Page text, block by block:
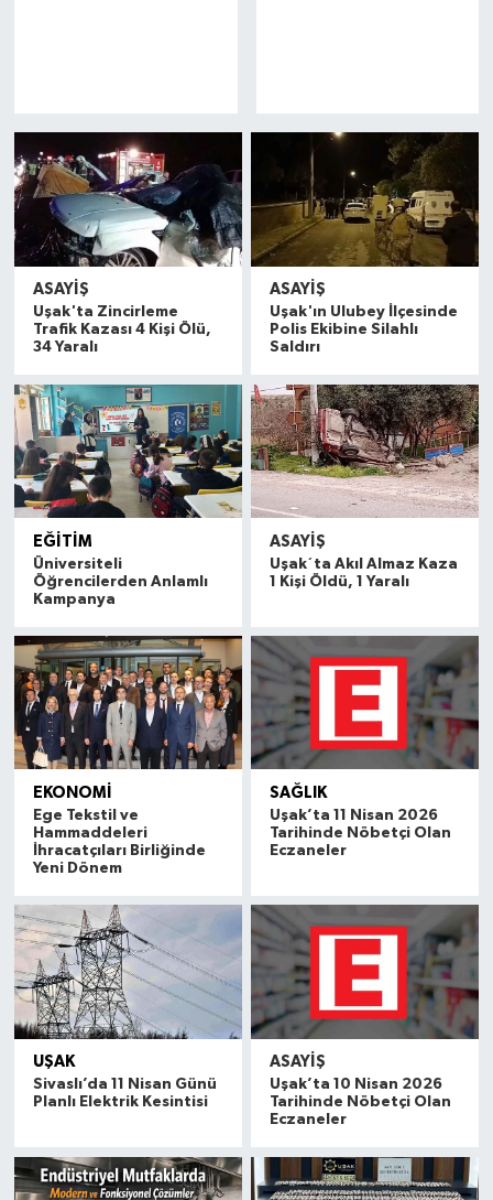
ASAYİŞ
Uşak'ta Zincirleme
Trafik Kazası 4 Kişi Ölü,
34 Yaralı
ASAYİŞ
Uşak'ın Ulubey İlçesinde
Polis Ekibine Silahlı
Saldırı
EĞİTİM
Üniversiteli
Öğrencilerden Anlamlı
Kampanya
ASAYİŞ
Uşak´ta Akıl Almaz Kaza
1 Kişi Öldü, 1 Yaralı
EKONOMİ
Ege Tekstil ve
Hammaddeleri
İhracatçıları Birliğinde
Yeni Dönem
SAĞLIK
Uşak’ta 11 Nisan 2026
Tarihinde Nöbetçi Olan
Eczaneler
UŞAK
Sivaslı’da 11 Nisan Günü
Planlı Elektrik Kesintisi
ASAYİŞ
Uşak’ta 10 Nisan 2026
Tarihinde Nöbetçi Olan
Eczaneler